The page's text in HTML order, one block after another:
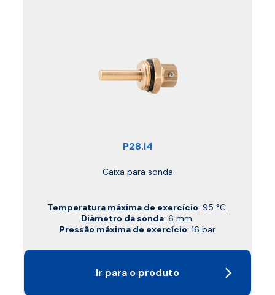
P28.I4
Caixa para sonda
Temperatura máxima de exercício: 95 °C.
Diâmetro da sonda: 6 mm.
Pressão máxima de exercício: 16 bar
Ir para o produto